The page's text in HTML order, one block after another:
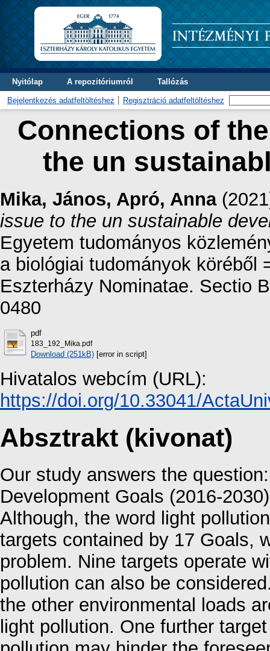
Nyitólap A repozitóriumról Tallózás
Bejelentkezés adatfeltöltéshez Regisztráció adatfeltöltéshez
Connections of
the un
Mika, János, Apró, Anna
issue to the un sustainable
Egyetem tudományos
a biológiai tudományok köréből
Eszterházy Nominatae. Sectio
0480
pdf
183_192_Mika.pdf
Download (251kB) [error in script]
Hivatalos webcím (URL):
https://doi.org/10.33041/
Absztrakt (kivonat)
Our study answers the
Development Goals (2016-
Although, the word light
targets contained by 17 Goals,
problem. Nine targets operate
pollution can also be
the other environmental loads
light pollution. One further